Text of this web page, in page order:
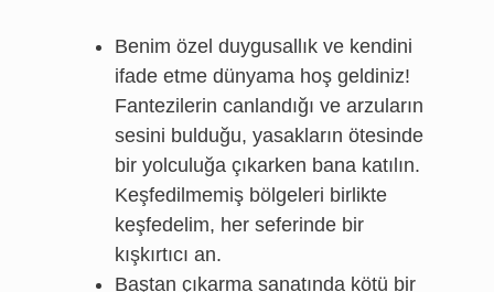
Benim özel duygusallık ve kendini
ifade etme dünyama hoş geldiniz!
Fantezilerin canlandığı ve arzuların
sesini bulduğu, yasakların ötesinde
bir yolculuğa çıkarken bana katılın.
Keşfedilmemiş bölgeleri birlikte
keşfedelim, her seferinde bir
kışkırtıcı an.
Baştan çıkarma sanatında kötü bir